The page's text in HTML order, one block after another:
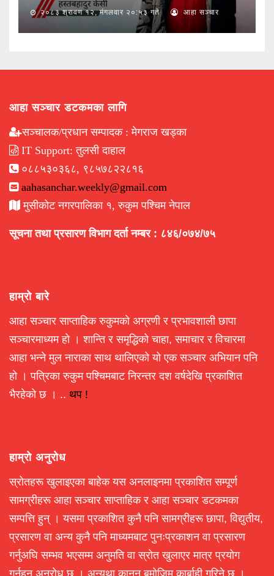
२०८३ श्रावण १२, मंगलवार २०:५३ गते आहा सञ्चार
आहा सञ्चार डटकमका लागि
सञ्चालक/प्रधान सम्पादक : मेगराज खड्का
IT Support: तुलसी दाहाल
०८८५३०३६८, ९८५७८२२८१६
aahasanchar.weekly@gmail.com
मुसीकोट नगरपालिका १, रुकुम पश्चिम नेपाल
सूचना तथा प्रसारण विभाग दर्ता नम्बर : ८४६/०७४/७५
हाम्रो बारे
आहा सञ्चार साप्ताहिक रुकुमको अग्रणी र प्रभावशाली छापा
सञ्चारमाध्यम हो । शान्ति र समृद्धिको चाहा, समाचार र विचारमा
आहा भन्ने मुल नाराका साथ थालिएको यो एक सञ्चार अभियान पनि
हो । पत्रिका रुकुम पश्चिमबाट निरन्तर दश वर्षदेखि प्रकाशित
भैरहेको छ । .. थप !
हाम्रो अनुरोध
स्रोतहरू खुलाइएका बाहेक यस अनलाइनमा प्रकाशित सम्पूर्ण
सामग्रीहरू आहा सञ्चार साप्ताहिक र आहा सञ्चार डटकमका
सम्पत्ति हुन् । यसमा प्रकाशित कुनै पनि सामग्रीहरू छापा, विद्युतीय,
प्रसारण वा अन्य कुनै पनि माध्यमबाट पुनःप्रकाशन वा प्रसारण
गर्नुअघि सम्भव भएसम्म अनुमति वा स्रोत खुलाएर मात्र प्रयोग